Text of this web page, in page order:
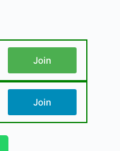
Join
Join